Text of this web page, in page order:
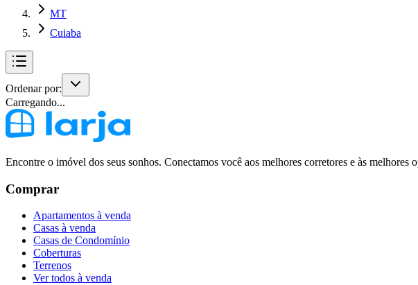
MT
Cuiaba
Ordenar por:
Carregando...
Encontre o imóvel dos seus sonhos. Conectamos você aos melhores corretores e às
Comprar
Apartamentos à venda
Casas à venda
Casas de Condomínio
Coberturas
Terrenos
Ver todos à venda